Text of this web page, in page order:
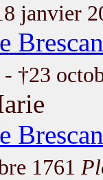
janvier
†23
1761